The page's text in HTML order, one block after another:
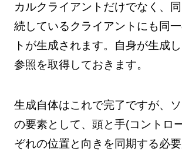
カルクライアントだけでなく、
続しているクライアントにも同
トが生成されます。自身が生成
参照を取得しておきます。
生成自体はこれで完了ですが、
の要素として、頭と手(コントロ
ぞれの位置と向きを同期する必要